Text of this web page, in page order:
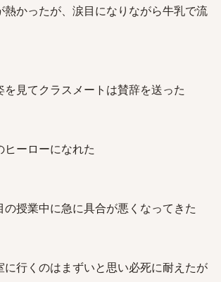
熱かったが、涙目になりながら牛乳で流
見てクラスメートは賛辞を送った
ーローになれた
の授業中に急に具合が悪くなってきた
に行くのはまずいと思い必死に耐えたが